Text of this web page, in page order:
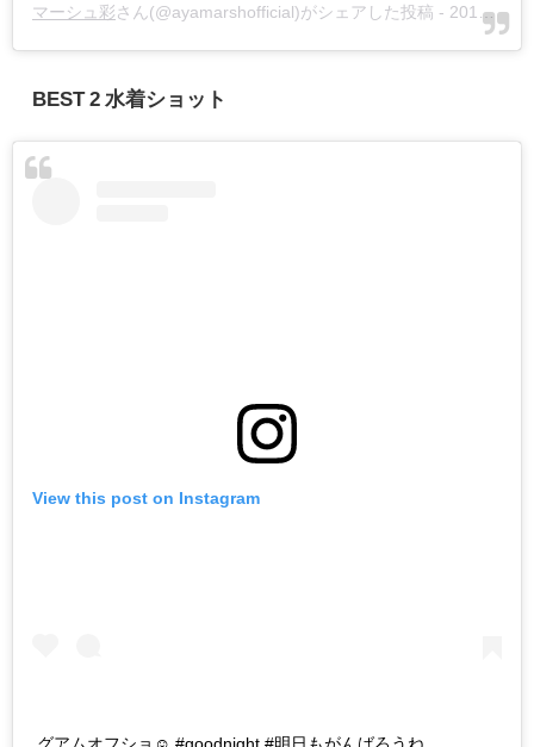
マーシュ彩さん(@ayamarshofficial)がシェアした投稿 - 2018年12月月17日午前2時18分PST
BEST 2 水着ショット
View this post on Instagram
グアムオフショ☺︎ #goodnight #明日もがんばろうね